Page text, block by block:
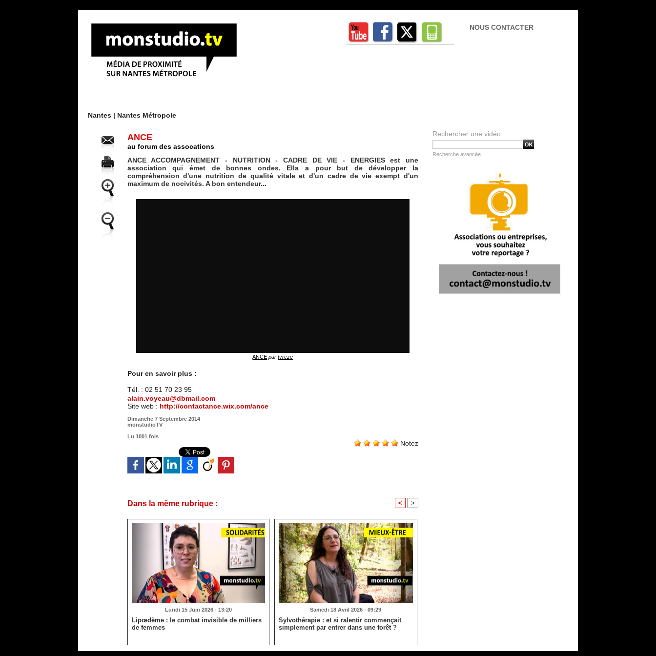
NOUS CONTACTER
Nantes | Nantes Métropole
ANCE
au forum des assocations
ANCE ACCOMPAGNEMENT - NUTRITION - CADRE DE VIE - ENERGIES est une
association qui émet de bonnes ondes. Ella a pour but de développer la
compréhension d'une nutrition de qualité vitale et d'un cadre de vie exempt d'un
maximum de nocivités. A bon entendeur...
ANCE partvreze
Pour en savoir plus :
Tél. : 02 51 70 23 95
alain.voyeau@dbmail.com
Site web : http://contactance.wix.com/ance
Dimanche 7 Septembre 2014
monstudioTV
Lu 1001 fois
Notez
Dans la même rubrique : < >
Lundi 15 Juin 2026 - 13:20
Lipœdème : le combat invisible de milliers
de femmes
Samedi 18 Avril 2026 - 09:29
Sylvothérapie : et si ralentir commençait
simplement par entrer dans une forêt ?
Rechercher une vidéo
Recherche avancée